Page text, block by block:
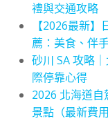
禮與交通攻略
【2026最新
薦：美食、伴
砂川 SA 攻略
際停靠心得
2026 北海道
景點（最新費